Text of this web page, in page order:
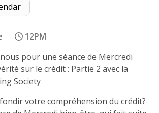
12PM
le crédit : Partie 2
pour une séance de Mercredi
sur le crédit : Partie 2 avec la
Society
votre compréhension du crédit?